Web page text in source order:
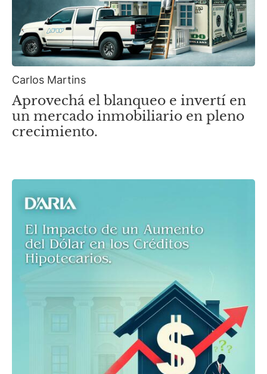
Carlos Martins
Aprovechá el blanqueo e invertí en
un mercado inmobiliario en pleno
crecimiento.